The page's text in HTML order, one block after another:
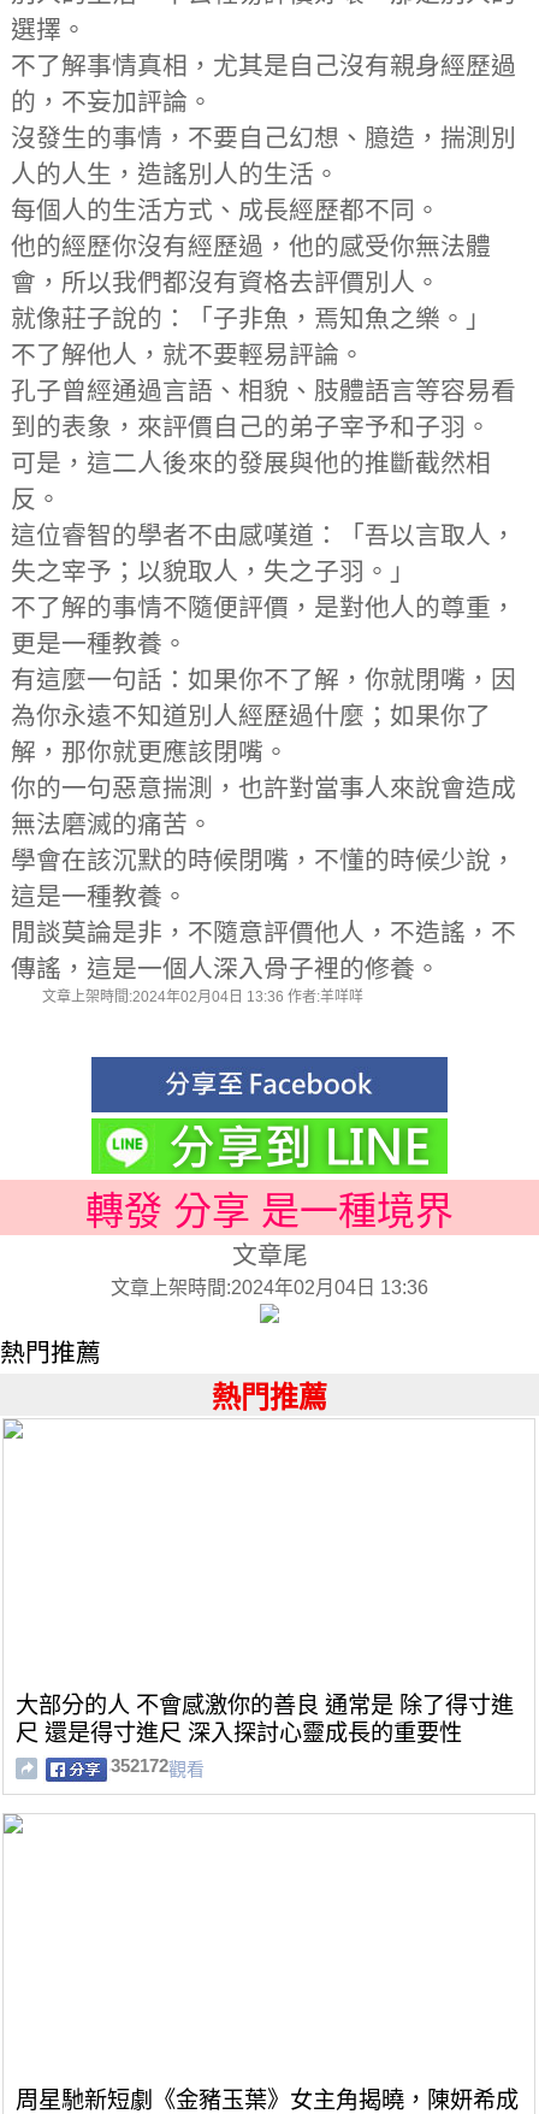
選擇。
不了解事情真相，尤其是自己沒有親身經歷過
的，不妄加評論。
沒發生的事情，不要自己幻想、臆造，揣測別
人的人生，造謠別人的生活。
每個人的生活方式、成長經歷都不同。
他的經歷你沒有經歷過，他的感受你無法體
會，所以我們都沒有資格去評價別人。
就像莊子說的：「子非魚，焉知魚之樂。」
不了解他人，就不要輕易評論。
孔子曾經通過言語、相貌、肢體語言等容易看
到的表象，來評價自己的弟子宰予和子羽。
可是，這二人後來的發展與他的推斷截然相
反。
這位睿智的學者不由感嘆道：「吾以言取人，
失之宰予；以貌取人，失之子羽。」
不了解的事情不隨便評價，是對他人的尊重，
更是一種教養。
有這麼一句話：如果你不了解，你就閉嘴，因
為你永遠不知道別人經歷過什麼；如果你了
解，那你就更應該閉嘴。
你的一句惡意揣測，也許對當事人來說會造成
無法磨滅的痛苦。
學會在該沉默的時候閉嘴，不懂的時候少說，
這是一種教養。
閒談莫論是非，不隨意評價他人，不造謠，不
傳謠，這是一個人深入骨子裡的修養。
文章上架時間:2024年02月04日 13:36 作者:羊咩咩
轉發 分享 是一種境界
文章尾
文章上架時間:2024年02月04日 13:36
熱門推薦
熱門推薦
大部分的人 不會感激你的善良 通常是 除了得寸進
尺 還是得寸進尺 深入探討心靈成長的重要性
352172觀看
周星馳新短劇《金豬玉葉》女主角揭曉，陳妍希成